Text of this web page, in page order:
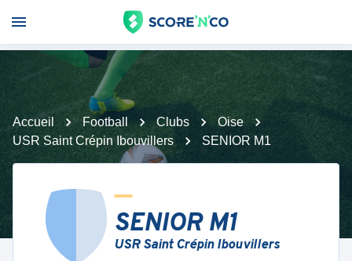
Accueil Football Clubs
Oise
USR Saint Crépin Ibouvillers
SENIOR M1
SENIOR M1
USR Saint Crépin Ibouvillers